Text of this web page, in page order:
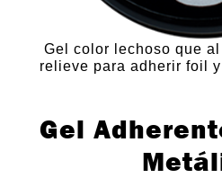
Preguntas Frecuentes
Gel color lechoso que
relieve para adherir foil
Gel